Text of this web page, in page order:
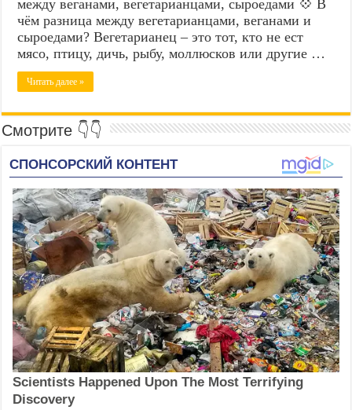
между веганами, вегетарианцами, сыроедами 💠 В
чём разница между вегетарианцами, веганами и
сыроедами? Вегетарианец – это тот, кто не ест
мясо, птицу, дичь, рыбу, моллюсков или другие …
Читать далее »
Смотрите 👇👇